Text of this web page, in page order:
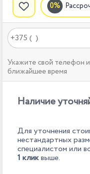
Укажите свой телефон
ближайшее время
Наличие
Для уточнения
нестандартных
специалистом или
1 кликвыше.